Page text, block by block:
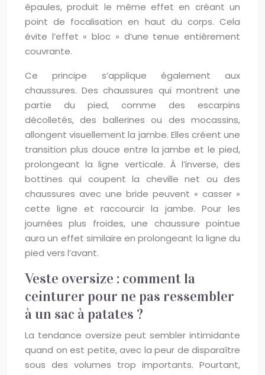
épaules, produit le même effet en créant un
point de focalisation en haut du corps. Cela
évite l’effet « bloc » d’une tenue entièrement
couvrante.
Ce principe s’applique également aux
chaussures. Des chaussures qui montrent une
partie du pied, comme des escarpins
décolletés, des ballerines ou des mocassins,
allongent visuellement la jambe. Elles créent une
transition plus douce entre la jambe et le pied,
prolongeant la ligne verticale. À l’inverse, des
bottines qui coupent la cheville net ou des
chaussures avec une bride peuvent « casser »
cette ligne et raccourcir la jambe. Pour les
journées plus froides, une chaussure pointue
aura un effet similaire en prolongeant la ligne du
pied vers l’avant.
Veste oversize : comment la
ceinturer pour ne pas ressembler
à un sac à patates ?
La tendance oversize peut sembler intimidante
quand on est petite, avec la peur de disparaître
sous des volumes trop importants. Pourtant,